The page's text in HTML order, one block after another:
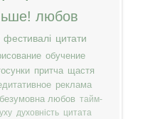
любов
фестивалі цитати
обучение
притча щастя
реклама
безумовна любов тайм-
духовність цитата